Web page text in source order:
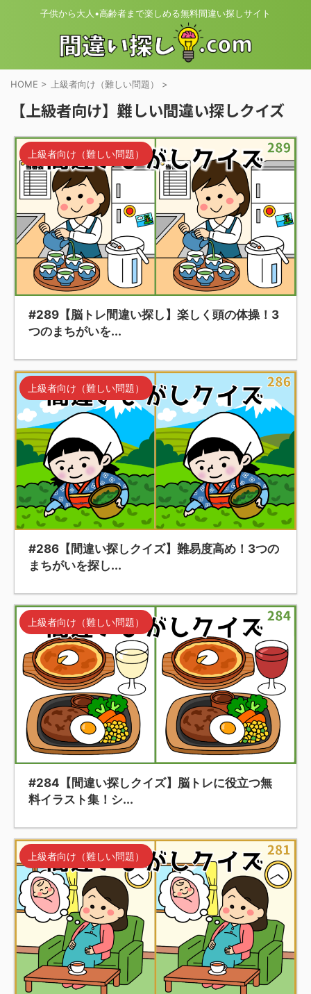
子供から大人•高齢者まで楽しめる無料間違い探しサイト
HOME > 上級者向け（難しい問題） >
【上級者向け】難しい間違い探しクイズ
上級者向け（難しい問題）
#289【脳トレ間違い探し】楽しく頭の体操！3
つのまちがいを...
上級者向け（難しい問題）
#286【間違い探しクイズ】難易度高め！3つの
まちがいを探し...
上級者向け（難しい問題）
#284【間違い探しクイズ】脳トレに役立つ無
料イラスト集！シ...
上級者向け（難しい問題）